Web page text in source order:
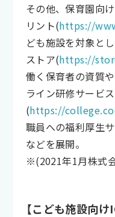
その他、保育園向
リント(https://
ども施設を対象と
ストア(https://
働く保育者の資質
ライン研修サービ
(https://
職員への福利厚生
などを展開。
※(2021年1月株式
【こども施設向け